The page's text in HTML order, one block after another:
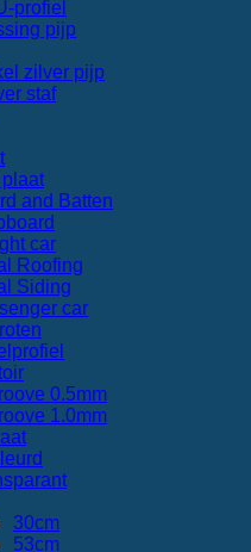
profiel
pijp
zilver pijp
staf
and Batten
car
Roofing
Siding
car
0.5mm
1.0mm
30cm
53cm